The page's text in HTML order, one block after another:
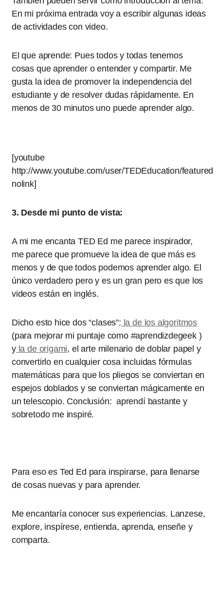
En mi próxima entrada voy a escribir algunas ideas
de actividades con video.
El que aprende: Pues todos y todas tenemos
cosas que aprender o entender y compartir. Me
gusta la idea de promover la independencia del
estudiante y de resolver dudas rápidamente. En
menos de 30 minutos uno puede aprender algo.
[youtube
http://www.youtube.com/user/TEDEducation/featured
nolink]
3. Desde mi punto de vista:
A mi me encanta TED Ed me parece inspirador,
me parece que promueve la idea de que más es
menos y de que todos podemos aprender algo. El
único verdadero pero y es un gran pero es que los
videos están en inglés.
Dicho esto hice dos “clases”: la de los algoritmos
(para mejorar mi puntaje como #aprendizdegeek )
yla de origami, el arte milenario de doblar papel y
convertirlo en cualquier cosa incluidas fórmulas
matemáticas para que los pliegos se conviertan en
espejos doblados y se conviertan mágicamente en
un telescopio. Conclusión: aprendí bastante y
sobretodo me inspiré.
Para eso es Ted Ed para inspirarse, para llenarse
de cosas nuevas y para aprender.
Me encantaría conocer sus experiencias. Lanzese,
explore, inspírese, entienda, aprenda, enseñe y
comparta.